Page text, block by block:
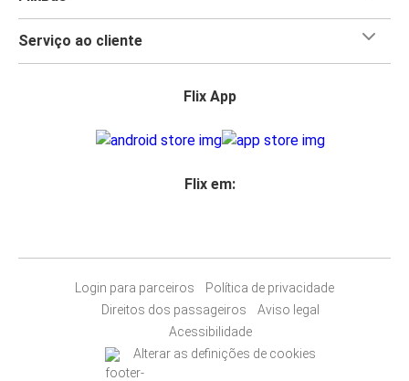
Serviço ao cliente
Flix App
Flix em:
Login para parceiros
Política de privacidade
Direitos dos passageiros
Aviso legal
Acessibilidade
Alterar as definições de cookies